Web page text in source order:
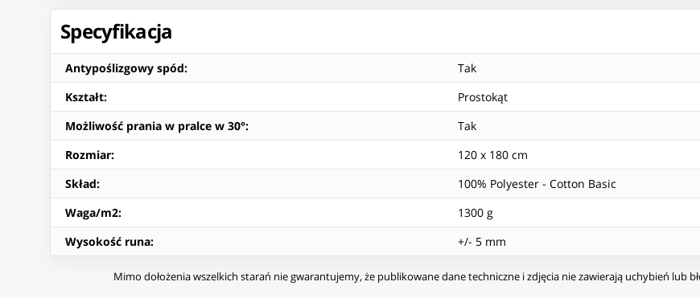
Specyfikacja
Antypoślizgowy spód:
Tak
Kształt:
Prostokąt
Możliwość prania w pralce w 30°:
Tak
Rozmiar:
120 x 180 cm
Skład:
100% Polyester - Cotton Basic
Waga/m2:
1300 g
Wysokość runa: +/- 5 mm
Mimo dołożenia wszelkich starań nie gwarantujemy, że publikowane dane techniczne i zdjęcia nie zawierają uchybień lub